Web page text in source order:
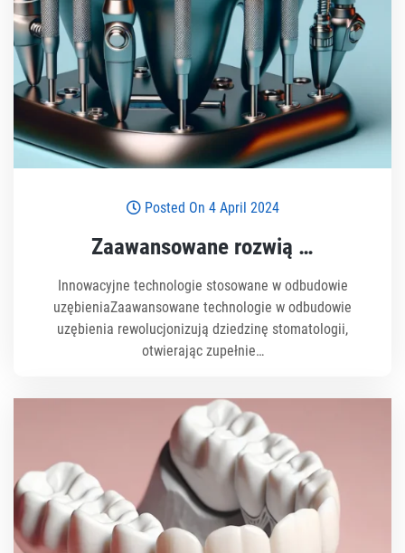
Posted On 4 April 2024
Zaawansowane rozwią …
Innowacyjne technologie stosowane w odbudowie
uzębieniaZaawansowane technologie w odbudowie
uzębienia rewolucjonizują dziedzinę stomatologii,
otwierając zupełnie…